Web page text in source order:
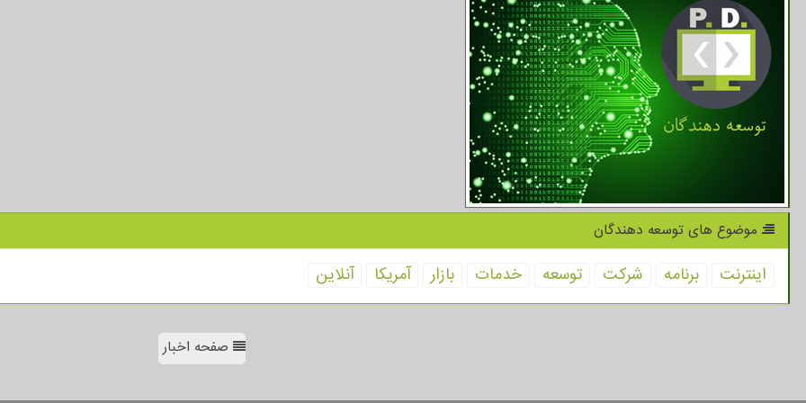
موضوع های توسعه دهندگان
اینترنت برنامه شركت توسعه خدمات بازار آمریكا آنلاین
صفحه اخبار